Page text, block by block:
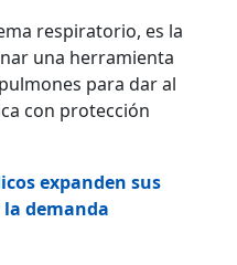
respiratorio, es la
una herramienta
para dar al
con protección
expanden sus
demanda